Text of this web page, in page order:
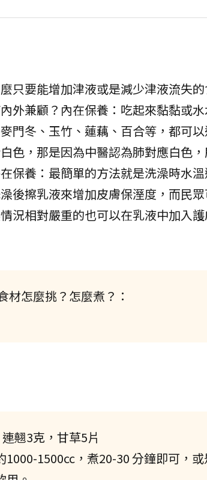
只要能增加津液或是減少津液流失
外兼顧？內在保養：吃起來黏黏或
門冬、玉竹、蓮藕、百合等，都可
色，那是因為中醫認為肺對應白色
保養：最簡單的方法就是洗澡時水
後擦乳液來增加皮膚保溼度，而民
況相對嚴重的也可以在乳液中加入
材怎麼挑？怎麼煮？：
翹3克，甘草5片
1500cc，煮20-30 分鐘即可，